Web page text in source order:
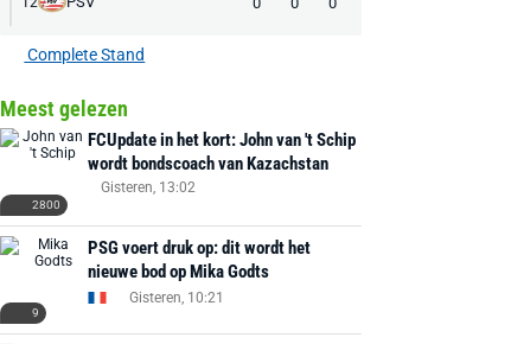
Complete Stand
Meest gelezen
2800
FCUpdate in het kort: John van 't Schip
wordt bondscoach van Kazachstan
Gisteren, 13:02
9
PSG voert druk op: dit wordt het
nieuwe bod op Mika Godts
Gisteren, 10:21